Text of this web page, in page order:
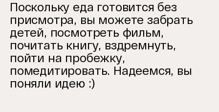
Поскольку еда готовится без
присмотра, вы можете забрать
детей, посмотреть фильм,
почитать книгу, вздремнуть,
пойти на пробежку,
помедитировать. Надеемся, вы
поняли идею :)